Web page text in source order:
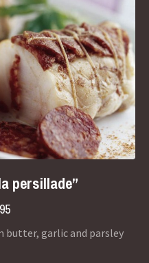
persillade”
garlic and parsley